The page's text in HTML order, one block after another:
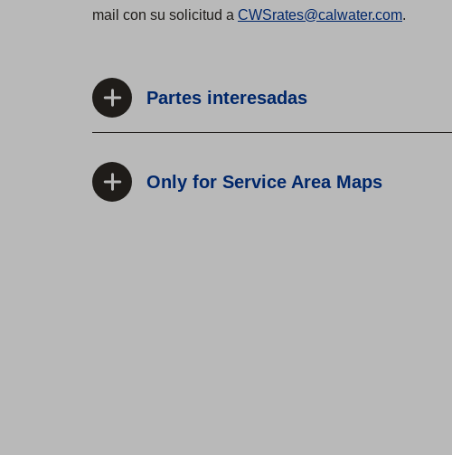
mail con su solicitud a CWSrates@calwater.com.
Partes interesadas
Only for Service Area Maps